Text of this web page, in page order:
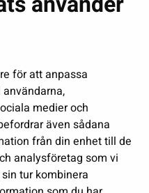
för att anpassa
medier och
även sådana
från din enhet till de
analysföretag som vi
tur kombinera